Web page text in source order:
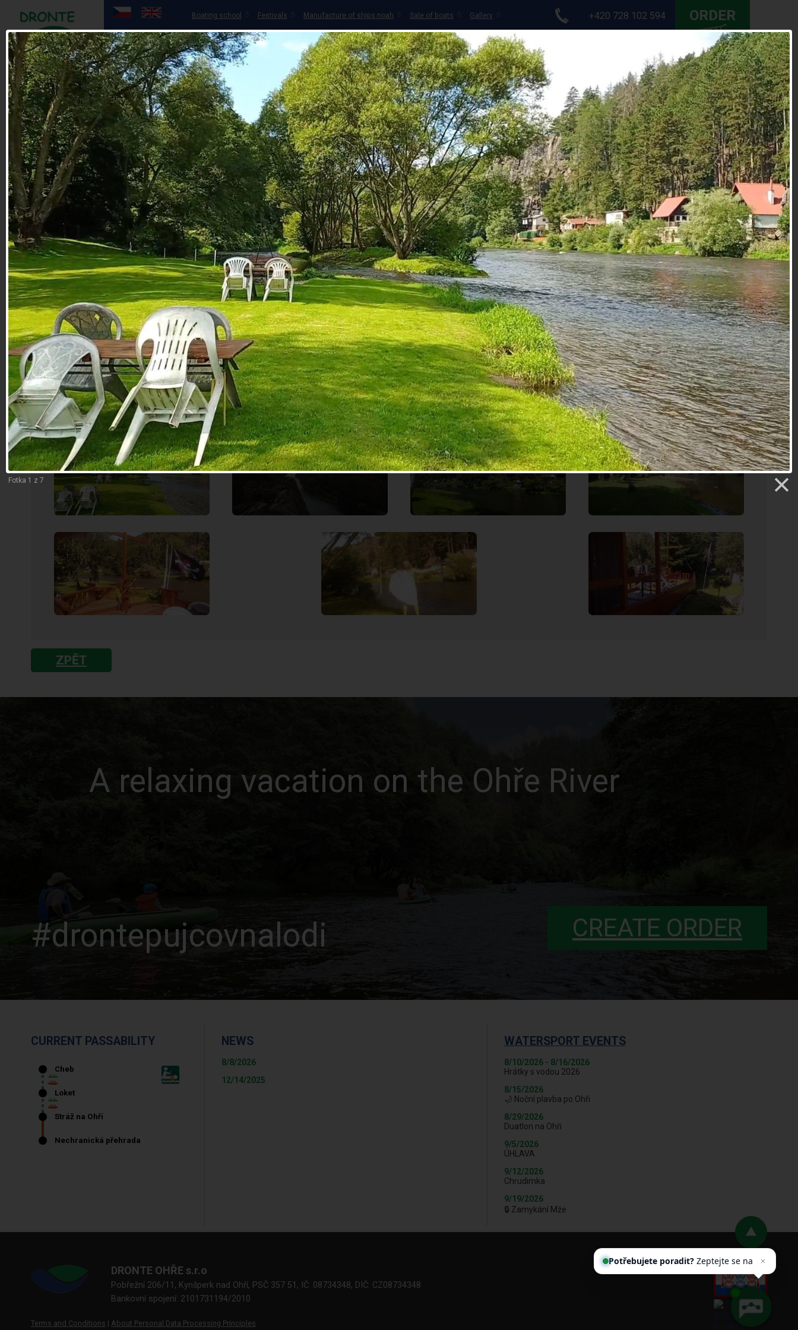
Boating school Festivals Manufacture of ships noah Sale of boats Gallery +420 728 102 594
Boat rental
OHŘE HOME BOAT RENTAL SCOOTER RENTAL CAMPS ON OHŘE WATERSPORT EVENTS
ORDER
20 years of experience
Boat rental
Scooter rental
ZPĚT
U VČELKY
ZPĚT
A relaxing vacation on the Ohře River
#drontepujcovnalodi CREATE ORDER
CURRENT PASSABILITY NEWS
8/8/2026
12/14/2025
WATERSPORT EVENTS
8/10/2026 - 8/16/2026
Hrátky s vodou 2026
8/15/2026
🌙 Noční plavba po Ohři
8/29/2026
Duatlon na Ohři
9/5/2026
ÚHLAVA
9/12/2026
Chrudimka
9/19/2026
🔒 Zamykání Mže
DRONTE OHŘE s.r.o
Pobřežní 206/11, Kynšperk nad Ohří, PSČ 357 51, IČ: 08734348, DIČ: CZ08734348
Bankovní spojení: 2101731194/2010
Terms and Conditions | About Personal Data Processing Principles
Fotka 1 z 7
Potřebujete poradit?Zeptejte se
našeho asistentaChettyho.